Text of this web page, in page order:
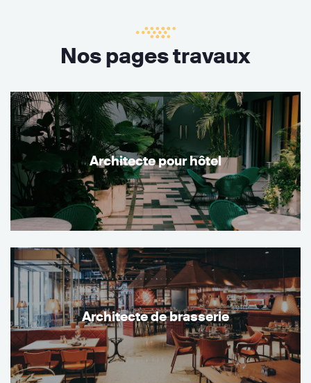
Nos pages travaux
Architecte pour hôtel
Architecte de brasserie